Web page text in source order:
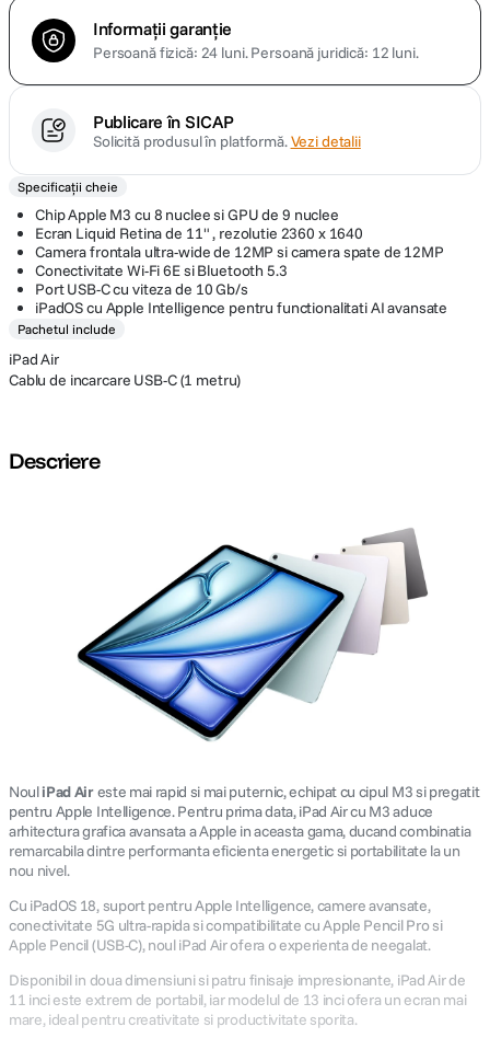
Informații garanție
Persoană fizică: 24 luni.Persoană juridică: 12 luni.
Publicare în SICAP
Solicită produsul în platformă.Vezi detalii
Specificații cheie
Chip Apple M3 cu 8 nuclee si GPU de 9 nuclee
Ecran Liquid Retina de 11" , rezolutie 2360 x 1640
Camera frontala ultra-wide de 12MP si camera spate de 12MP
Conectivitate Wi-Fi 6E si Bluetooth 5.3
Port USB-C cu viteza de 10 Gb/s
iPadOS cu Apple Intelligence pentru functionalitati AI avansate
Pachetul include
iPad Air
Cablu de incarcare USB-C (1 metru)
Descriere
NouliPad Aireste mai rapid si mai puternic, echipat cu cipul M3 si pregatit
pentru Apple Intelligence. Pentru prima data, iPad Air cu M3 aduce
arhitectura grafica avansata a Apple in aceasta gama, ducand combinatia
remarcabila dintre performanta eficienta energetic si portabilitate la un
nou nivel.
Cu iPadOS 18, suport pentru Apple Intelligence, camere avansate,
conectivitate 5G ultra-rapida si compatibilitate cu Apple Pencil Pro si
Apple Pencil (USB-C), noul iPad Air ofera o experienta de neegalat.
Disponibil in doua dimensiuni si patru finisaje impresionante, iPad Air de
11 inci este extrem de portabil, iar modelul de 13 inci ofera un ecran mai
mare, ideal pentru creativitate si productivitate sporita.